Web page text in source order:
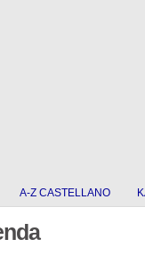
A-Z CASTELLANO